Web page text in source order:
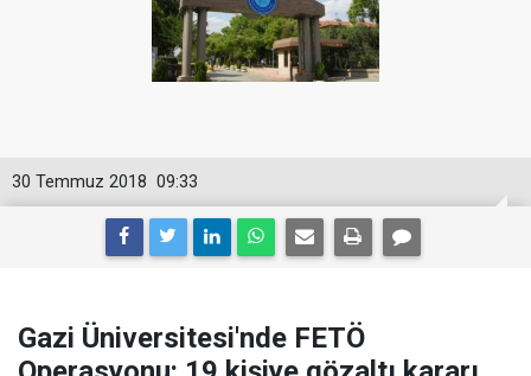
09:33
30 Temmuz 2018
Gazi Üniversitesi'nde FETÖ